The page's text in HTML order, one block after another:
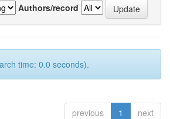
Authors/record
time: 0.0 seconds).
previous 1 next